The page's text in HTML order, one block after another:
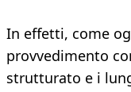
In effetti, come
provvedimento
strutturato e i